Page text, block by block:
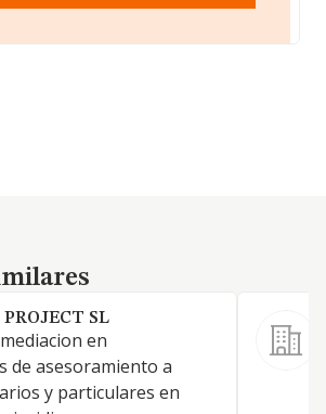
SL
en
de asesoramiento a
y particulares en